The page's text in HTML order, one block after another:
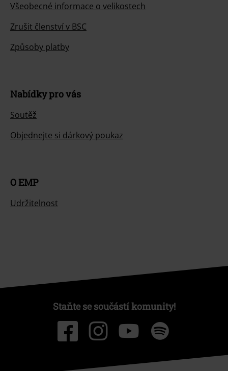
Všeobecné informace o velikostech
Zrušit členství v BSC
Způsoby platby
Nabídky pro vás
Soutěž
Objednejte si dárkový poukaz
O EMP
Udržitelnost
Staňte se součástí komunity!